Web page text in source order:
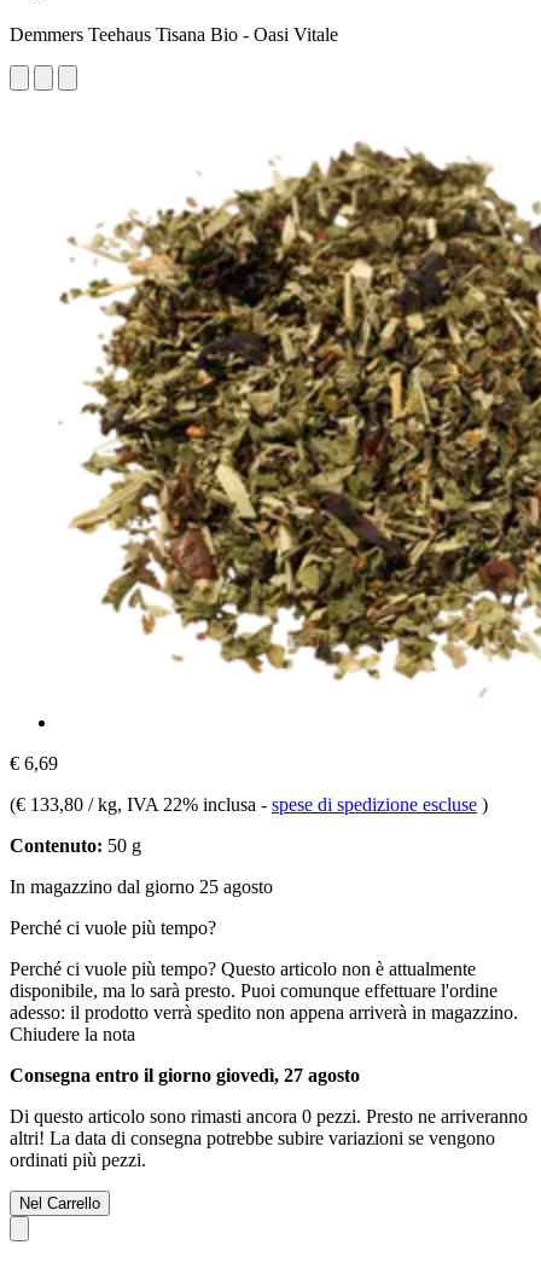
Demmers Teehaus Tisana Bio - Oasi Vitale
€ 6,69
(€ 133,80 / kg, IVA 22% inclusa - spese di spedizione escluse )
Contenuto: 50 g
In magazzino dal giorno 25 agosto
Perché ci vuole più tempo?
Perché ci vuole più tempo? Questo articolo non è attualmente
disponibile, ma lo sarà presto. Puoi comunque effettuare l'ordine
adesso: il prodotto verrà spedito non appena arriverà in magazzino.
Chiudere la nota
Consegna entro il giorno giovedì, 27 agosto
Di questo articolo sono rimasti ancora 0 pezzi. Presto ne arriveranno
altri! La data di consegna potrebbe subire variazioni se vengono
ordinati più pezzi.
Nel Carrello